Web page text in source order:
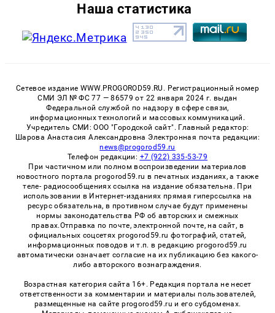
Наша статистика
Сетевое издание WWW.PROGOROD59.RU. Регистрационный номер
СМИ ЭЛ № ФС 77 — 86579 от 22 января 2024 г. выдан
Федеральной службой по надзору в сфере связи,
информационных технологий и массовых коммуникаций.
Учредитель СМИ: ООО "Городской сайт". Главный редактор:
Шарова Анастасия Александровна Электронная почта редакции:
news@progorod59.ru
Телефон редакции: +7 (922) 335-53-79
При частичном или полном воспроизведении материалов
новостного портала progorod59.ru в печатных изданиях, а также
теле- радиосообщениях ссылка на издание обязательна. При
использовании в Интернет-изданиях прямая гиперссылка на
ресурс обязательна, в противном случае будут применены
нормы законодательства РФ об авторских и смежных
правах.Отправка по почте, электронной почте, на сайт, в
официальных соцсетях progorod59.ru фотографий, статей,
информационных поводов и т.п. в редакцию progorod59.ru
автоматически означает согласие на их публикацию без какого-
либо авторского вознаграждения.
Возрастная категория сайта 16+. Редакция портала не несет
ответственности за комментарии и материалы пользователей,
размещенные на сайте progorod59.ru и его субдоменах.